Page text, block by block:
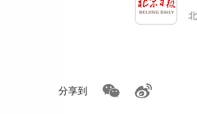
5月17日，中国当代语言
分享到